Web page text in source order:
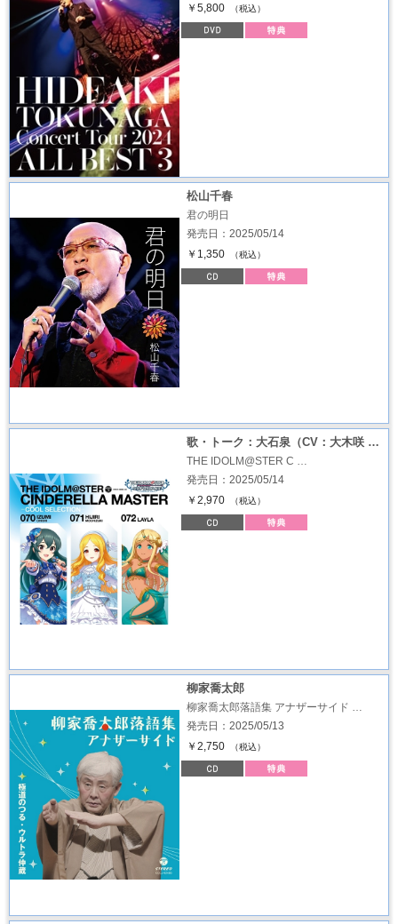
￥5,800
（税込）
松山千春
君の明日
発売日：2025/05/14
￥1,350
（税込）
歌・トーク：大石泉（CV：大木咲 …
THE IDOLM@STER C …
発売日：2025/05/14
￥2,970
（税込）
柳家喬太郎
柳家喬太郎落語集 アナザーサイド …
発売日：2025/05/13
￥2,750
（税込）